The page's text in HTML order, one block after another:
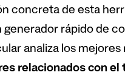
concreta de esta
generador rápido de
analiza los
relacionados con el